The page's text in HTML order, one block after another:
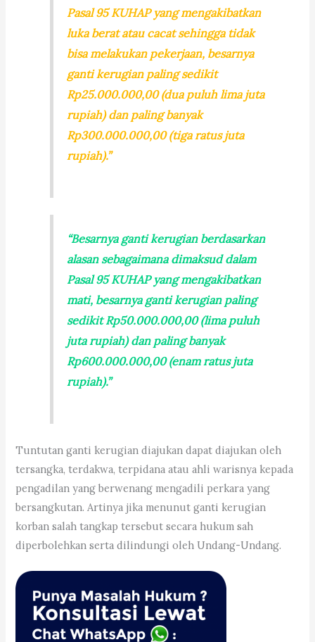
Pasal 95 KUHAP yang mengakibatkan
luka berat atau cacat sehingga tidak
bisa melakukan pekerjaan, besarnya
ganti kerugian paling sedikit
Rp25.000.000,00 (dua puluh lima juta
rupiah) dan paling banyak
Rp300.000.000,00 (tiga ratus juta
rupiah).”
“Besarnya ganti kerugian berdasarkan
alasan sebagaimana dimaksud dalam
Pasal 95 KUHAP yang mengakibatkan
mati, besarnya ganti kerugian paling
sedikit Rp50.000.000,00 (lima puluh
juta rupiah) dan paling banyak
Rp600.000.000,00 (enam ratus juta
rupiah).”
Tuntutan ganti kerugian diajukan dapat diajukan oleh
tersangka, terdakwa, terpidana atau ahli warisnya kepada
pengadilan yang berwenang mengadili perkara yang
bersangkutan. Artinya jika menunut ganti kerugian
korban salah tangkap tersebut secara hukum sah
diperbolehkan serta dilindungi oleh Undang-Undang.